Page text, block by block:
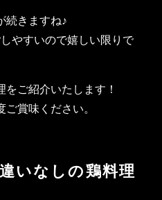
続きますね♪
やすいので嬉しい限りで
ご紹介いたします！
賞味ください。
なしの鶏料理